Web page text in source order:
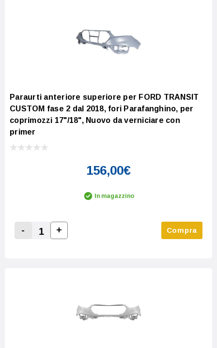
Paraurti anteriore superiore per FORD TRANSIT
CUSTOM fase 2 dal 2018, fori Parafanghino, per
coprimozzi 17"/18", Nuovo da verniciare con
primer
156,00€
In magazzino
Decrease Quantity:
-
Increase Quantity:
+ Compra